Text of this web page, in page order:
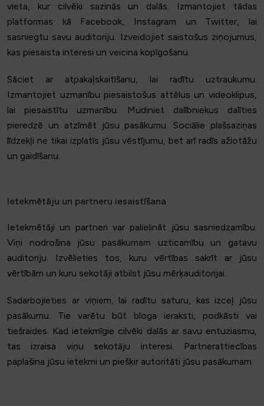
vieta, kur cilvēki sazinās un dalās. Izmantojiet tādas
platformas kā Facebook, Instagram un Twitter, lai
sasniegtu savu auditoriju. Izveidojiet saistošus ziņojumus,
kas piesaista interesi un veicina kopīgošanu.
Sāciet ar atpakaļskaitīšanu, lai radītu uztraukumu.
Izmantojiet uzmanību piesaistošus attēlus un videoklipus,
lai piesaistītu uzmanību. Mudiniet dalībniekus dalīties
pieredzē un atzīmēt jūsu pasākumu. Sociālie plašsaziņas
līdzekļi ne tikai izplatīs jūsu vēstījumu, bet arī radīs ažiotāžu
un gaidīšanu.
Ietekmētāju un partneru iesaistīšana
Ietekmētāji un partneri var palielināt jūsu sasniedzamību.
Viņi nodrošina jūsu pasākumam uzticamību un gatavu
auditoriju. Izvēlieties tos, kuru vērtības sakrīt ar jūsu
vērtībām un kuru sekotāji atbilst jūsu mērķauditorijai.
Sadarbojieties ar viņiem, lai radītu saturu, kas izceļ jūsu
pasākumu. Tie varētu būt bloga ieraksti, podkāsti vai
tiešraides. Kad ietekmīgie cilvēki dalās ar savu entuziasmu,
tas izraisa viņu sekotāju interesi. Partnerattiecības
paplašina jūsu ietekmi un piešķir autoritāti jūsu pasākumam.